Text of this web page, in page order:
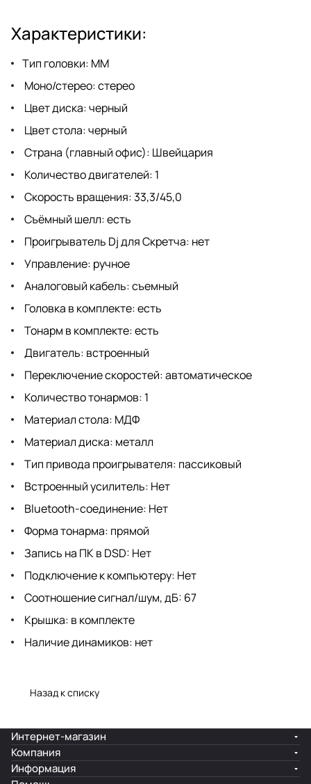
Характеристики:
Тип головки: MM
Моно/стерео: стерео
Цвет диска: черный
Цвет стола: черный
Страна (главный офис): Швейцария
Количество двигателей: 1
Скорость вращения: 33,3/45,0
Съёмный шелл: есть
Проигрыватель Dj для Скретча: нет
Управление: ручное
Аналоговый кабель: съемный
Головка в комплекте: есть
Тонарм в комплекте: есть
Двигатель: встроенный
Переключение скоростей: автоматическое
Количество тонармов: 1
Материал стола: МДФ
Материал диска: металл
Тип привода проигрывателя: пассиковый
Встроенный усилитель: Нет
Bluetooth-соединение: Нет
Форма тонарма: прямой
Запись на ПК в DSD: Нет
Подключение к компьютеру: Нет
Соотношение сигнал/шум, дБ: 67
Крышка: в комплекте
Наличие динамиков: нет
Назад к списку
Интернет-магазин
Компания
Информация